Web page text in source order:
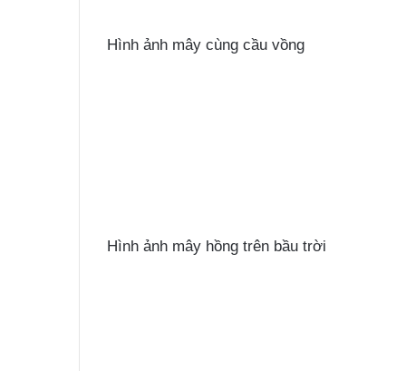
Hình ảnh mây cùng cầu vồng
Hình ảnh mây hồng trên bầu trời